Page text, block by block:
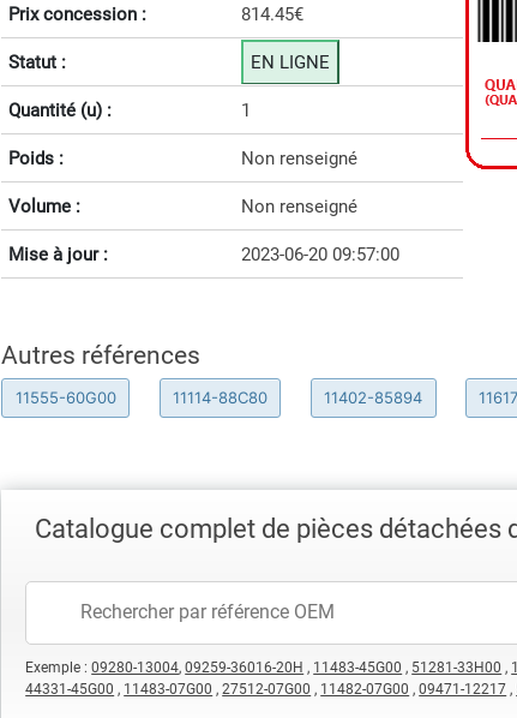
Prix concession : 814.45€
Statut : EN LIGNE
Quantité (u) : 1
Poids : Non renseigné
Volume : Non renseigné
Mise à jour : 2023-06-20 09:57:00
Autres références
11555-60G00 11114-88C80 11402-85894
Catalogue complet de pièces détachées
Exemple :09280-13004,09259-36016-20H , 11483-45G00 , 51281-33H00 ,
44331-45G00 , 11483-07G00 ,27512-07G00 , 11482-07G00 ,09471-12217 ,